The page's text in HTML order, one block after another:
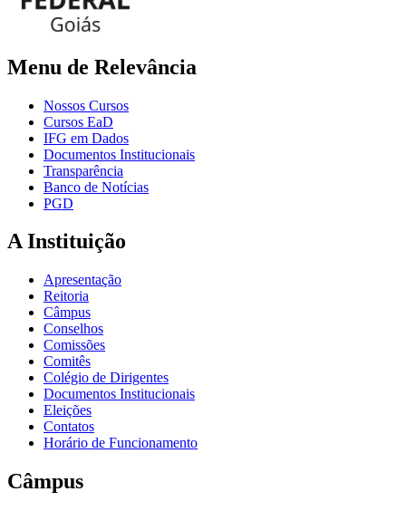
Menu de Relevância
Nossos Cursos
Cursos EaD
IFG em Dados
Documentos Institucionais
Transparência
Banco de Notícias
PGD
A Instituição
Apresentação
Reitoria
Câmpus
Conselhos
Comissões
Comitês
Colégio de Dirigentes
Documentos Institucionais
Eleições
Contatos
Horário de Funcionamento
Câmpus